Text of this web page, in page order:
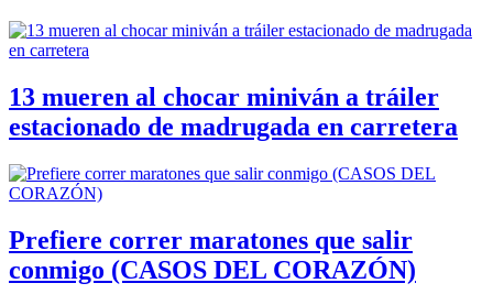
13 mueren al chocar miniván a tráiler
estacionado de madrugada en carretera
Prefiere correr maratones que salir
conmigo (CASOS DEL CORAZÓN)